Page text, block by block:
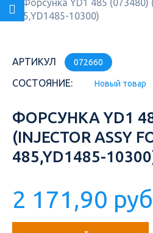
АРТИКУЛ 072660
СОСТОЯНИЕ: Новый товар
ФОРСУНКА YD1
(INJECTOR ASSY
485,YD1485-
2 171,90